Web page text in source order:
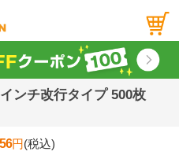
ンチ改行タイプ 500枚
56円(税込)